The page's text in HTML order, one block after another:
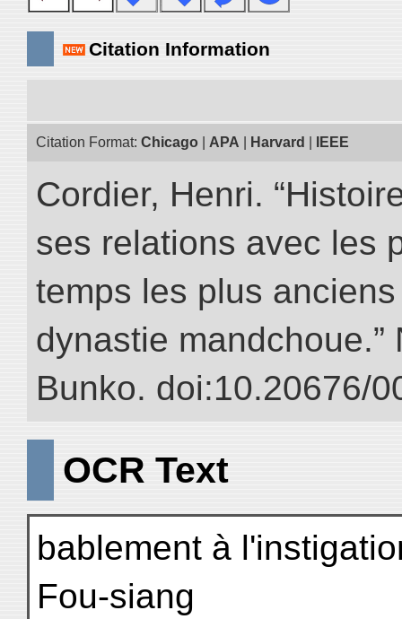
Citation Information
Citation Format: Chicago APA Harvard IEEE
Cordier, Henri.
ses relations avec les
temps les plus
dynastie mandchoue.”
Bunko. doi:10.20676/
OCR Text
bablement à
Fou-siang